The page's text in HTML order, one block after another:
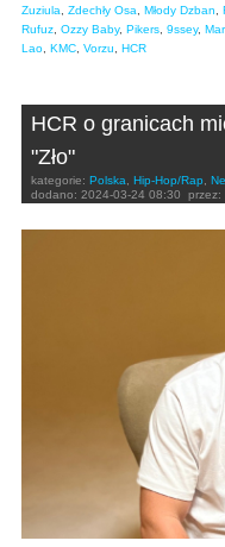
Zuziula, Zdechły Osa, Młody Dzban,
Rufuz, Ozzy Baby, Pikers, 9ssey,
Lao, KMC, Vorzu, HCR
HCR o granicach
"Zło"
kategorie: Polska, Hip-Hop/Rap,
dodano: 2024-03-24 08:30 przez: